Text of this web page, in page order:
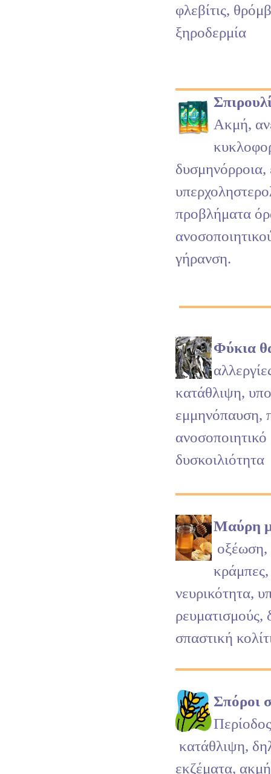
φλεβίτις,
ξηροδερμία
Ακμή,
δυσμηνόρροια,
προβλήματα
γήρανση.
Φύκια
κατάθλιψη,
εμμηνόπαυση,
δυσκοιλιότητα
Μαύρη
οξέωση,
νευρικότητα,
ρευματισμούς,
σπαστική
Σπόροι
κατάθλιψη,
εκζέματα,